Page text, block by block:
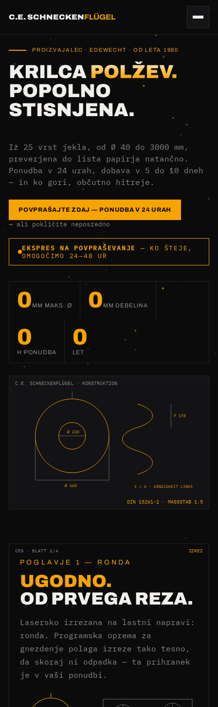
C.E. SCHNECKENFLÜGEL
PROIZVAJALEC · EDEWECHT · OD LETA 1980
KRILCA POLŽEV.
POPOLNO
STISNJENA.
Iz 25 vrst jekla, od Ø 40 do 3000 mm,
preverjena do lista papirja natančno.
Ponudba v 24 urah, dobava v 5 do 10 dneh
— in ko gori, občutno hitreje.
POVPRAŠAJTE ZDAJ — PONUDBA V 24 URAH
→ ali pokličite neposredno
EKSPRES NA POVPRAŠEVANJE
— KO ŠTEJE,
OMOGOČIMO 24–48 UR
0 MM MAKS. Ø 0 MM DEBELINA
0
H PONUDBA
0
LET
C.E. SCHNECKENFLÜGEL · KONSTRUKTION
DIN 15261-2 · MASSSTAB 1:5
Ø 660
Ø 220
P 178
t = 6 · GÄNGIGKEIT LINKS
CES · BLATT 2/4 IZREZ
POGLAVJE 1 — RONDA
UGODNO.
OD PRVEGA REZA.
Lasersko izrezana na lastni napravi:
ronda. Programska oprema za
gnezdenje polaga izreze tako tesno,
da skoraj ni odpadka — ta prihranek
je v vaši ponudbi.